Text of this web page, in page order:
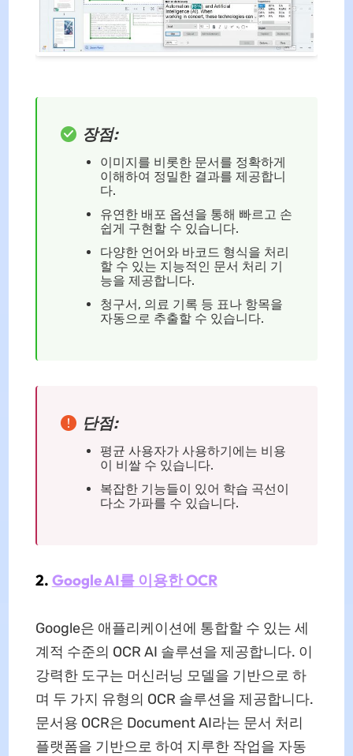
장점:
이미지를 비롯한 문서를 정확하게
이해하여 정밀한 결과를 제공합니
다.
유연한 배포 옵션을 통해 빠르고 손
쉽게 구현할 수 있습니다.
다양한 언어와 바코드 형식을 처리
할 수 있는 지능적인 문서 처리 기
능을 제공합니다.
청구서, 의료 기록 등 표나 항목을
자동으로 추출할 수 있습니다.
단점:
평균 사용자가 사용하기에는 비용
이 비쌀 수 있습니다.
복잡한 기능들이 있어 학습 곡선이
다소 가파를 수 있습니다.
2. Google AI를 이용한 OCR
Google은 애플리케이션에 통합할 수 있는 세
계적 수준의 OCR AI 솔루션을 제공합니다. 이
강력한 도구는 머신러닝 모델을 기반으로 하
며 두 가지 유형의 OCR 솔루션을 제공합니다.
문서용 OCR은 Document AI라는 문서 처리
플랫폼을 기반으로 하여 지루한 작업을 자동